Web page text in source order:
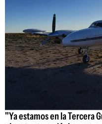
"Ya estamos en la Tercera